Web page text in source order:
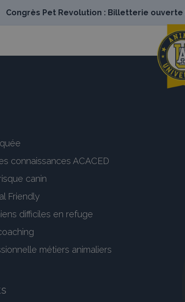
Congrès Pet Revolution : Billetterie
connaissances ACACED
canin
Friendly
difficiles en refuge
métiers animaliers